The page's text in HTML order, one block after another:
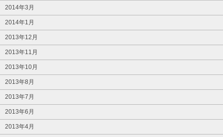
2014年3月
2014年1月
2013年12月
2013年11月
2013年10月
2013年8月
2013年7月
2013年6月
2013年4月